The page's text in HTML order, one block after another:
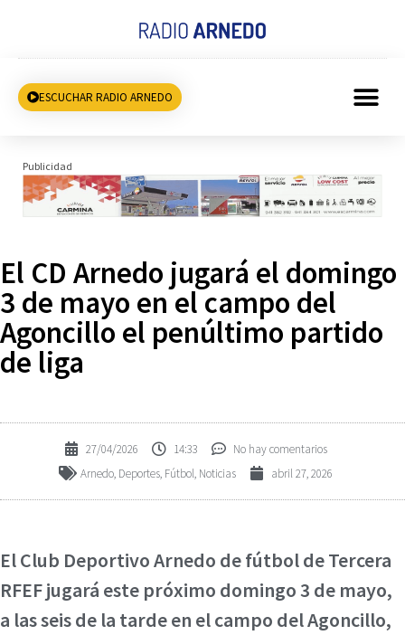
ESCUCHAR RADIO ARNEDO
Publicidad
El CD Arnedo jugará el domingo
3 de mayo en el campo del
Agoncillo el penúltimo partido
de liga
27/04/2026 14:33
No hay comentarios
Arnedo, Deportes, Fútbol, Noticias abril 27, 2026
El Club Deportivo Arnedo de fútbol de Tercera
RFEF jugará este próximo domingo 3 de mayo,
a las seis de la tarde en el campo del Agoncillo,